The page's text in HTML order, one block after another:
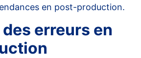
en post-production.
erreurs en